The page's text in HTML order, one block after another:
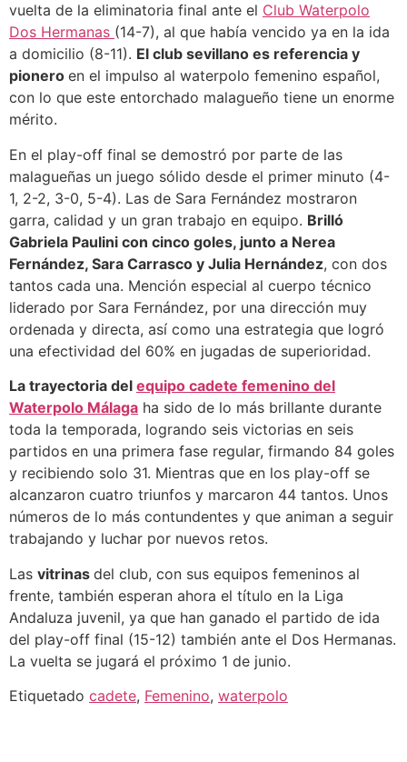
vuelta de la eliminatoria final ante el Club Waterpolo
Dos Hermanas (14-7), al que había vencido ya en la ida
a domicilio (8-11). El club sevillano es referencia y
pionero en el impulso al waterpolo femenino español,
con lo que este entorchado malagueño tiene un enorme
mérito.
En el play-off final se demostró por parte de las
malagueñas un juego sólido desde el primer minuto (4-
1, 2-2, 3-0, 5-4). Las de Sara Fernández mostraron
garra, calidad y un gran trabajo en equipo. Brilló
Gabriela Paulini con cinco goles, junto a Nerea
Fernández, Sara Carrasco y Julia Hernández, con dos
tantos cada una. Mención especial al cuerpo técnico
liderado por Sara Fernández, por una dirección muy
ordenada y directa, así como una estrategia que logró
una efectividad del 60% en jugadas de superioridad.
La trayectoria del equipo cadete femenino del
Waterpolo Málaga ha sido de lo más brillante durante
toda la temporada, logrando seis victorias en seis
partidos en una primera fase regular, firmando 84 goles
y recibiendo solo 31. Mientras que en los play-off se
alcanzaron cuatro triunfos y marcaron 44 tantos. Unos
números de lo más contundentes y que animan a seguir
trabajando y luchar por nuevos retos.
Las vitrinas del club, con sus equipos femeninos al
frente, también esperan ahora el título en la Liga
Andaluza juvenil, ya que han ganado el partido de ida
del play-off final (15-12) también ante el Dos Hermanas.
La vuelta se jugará el próximo 1 de junio.
Etiquetado cadete, Femenino, waterpolo